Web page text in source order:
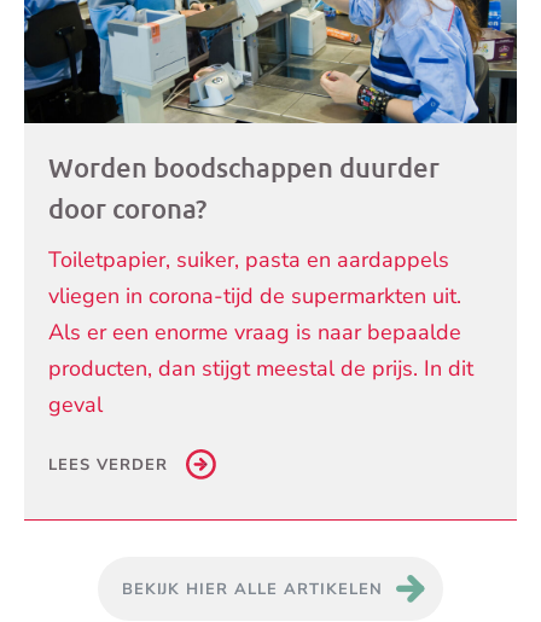
Worden boodschappen duurder
door corona?
Toiletpapier, suiker, pasta en aardappels
vliegen in corona-tijd de supermarkten uit.
Als er een enorme vraag is naar bepaalde
producten, dan stijgt meestal de prijs. In dit
geval
LEES VERDER
BEKIJK HIER ALLE ARTIKELEN